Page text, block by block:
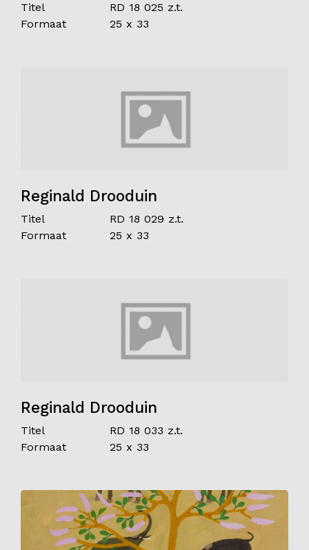
Titel
RD 18 025 z.t.
Formaat
25 x 33
Reginald Drooduin
Titel
RD 18 029 z.t.
Formaat
25 x 33
Reginald Drooduin
Titel
RD 18 033 z.t.
Formaat
25 x 33